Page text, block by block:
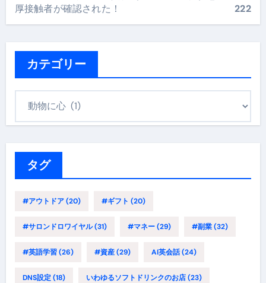
厚接触者が確認された！
222
カテゴリー
タグ
#アウトドア(20) #ギフト (20)
#サロンドロワイヤル(31) #マネー(29) #副業(32)
#英語学習(26) #資産(29) AI英会話(24)
DNS設定(18) いわゆるソフトドリンクのお店(23)